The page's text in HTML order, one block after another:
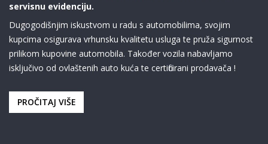
servisnu evidenciju.
Dugogodišnjim iskustvom u radu s automobilima, svojim
kupcima osigurava vrhunsku kvalitetu usluga te pruža sigurnost
prilikom kupovine automobila. Također vozila nabavljamo
isključivo od ovlaštenih auto kuća te certificirani prodavača !
PROČITAJ VIŠE